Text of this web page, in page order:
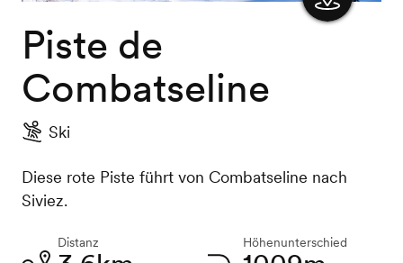
Piste de
Combatseline
Ski
Diese rote Piste führt von Combatseline nach
Siviez.
Distanz Höhenunterschied